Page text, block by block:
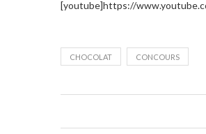
[youtube]https://
CHOCOLAT CONCOURS